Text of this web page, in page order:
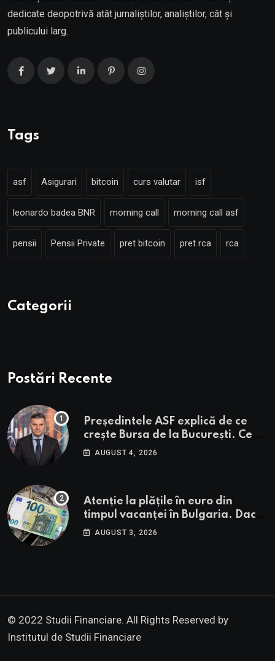
dedicate deopotrivă atât jurnaliștilor, analiștilor, cât și
publicului larg.
Tags
asf Asigurari bitcoin curs valutar isf
leonardo badea BNR morning call morning call asf
pensii Pensii Private pret bitcoin pret rca rca
Categorii
Postări Recente
Președintele ASF explică de ce
crește Bursa de la București. Ce
urmează pentru BVB potrivit lui
AUGUST 4, 2026
Atenție la plățile în euro din
timpul vacanței în Bulgaria. Dacă
în România cele mai falsificate
AUGUST 3, 2026
© 2022 Studii Financiare. All Rights Reserved by
Institutul de Studii Financiare